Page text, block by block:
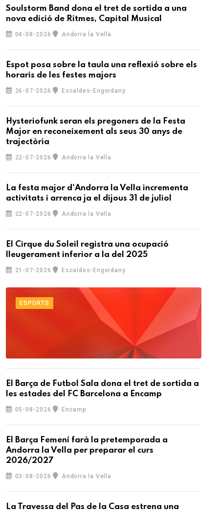
Soulstorm Band dona el tret de sortida a una
nova edició de Ritmes, Capital Musical
04-08-2026 Andorra la Vella
Espot posa sobre la taula una reflexió sobre els
horaris de les festes majors
26-07-2026 Escaldes-Engordany
Hysteriofunk seran els pregoners de la Festa
Major en reconeixement als seus 30 anys de
trajectòria
22-07-2026 Andorra la Vella
La festa major d'Andorra la Vella incrementa
activitats i arrenca ja el dijous 31 de juliol
22-07-2026 Andorra la Vella
El Cirque du Soleil registra una ocupació
lleugerament inferior a la del 2025
21-07-2026 Escaldes-Engordany
ESPORTS
El Barça de Futbol Sala dona el tret de sortida a
les estades del FC Barcelona a Encamp
05-08-2026 Encamp
El Barça Femení farà la pretemporada a
Andorra la Vella per preparar el curs
2026/2027
03-08-2026 Andorra la Vella
La Travessa del Pas de la Casa estrena una